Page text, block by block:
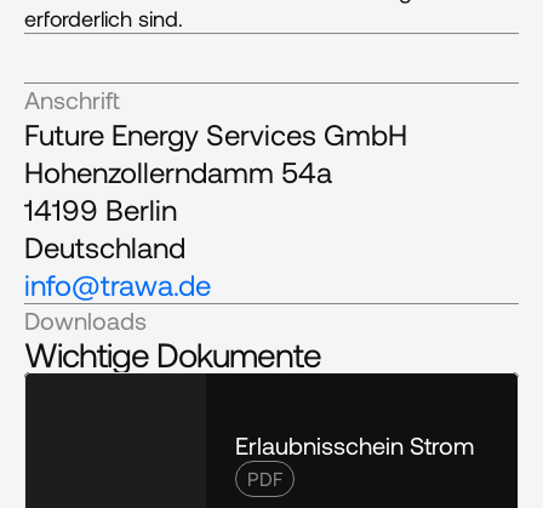
erforderlich sind.
Anschrift
Future Energy Services GmbH
Hohenzollerndamm 54a
14199 Berlin
Deutschland
info@trawa.de
Downloads
Wichtige Dokumente
Erlaubnisschein Strom
PDF